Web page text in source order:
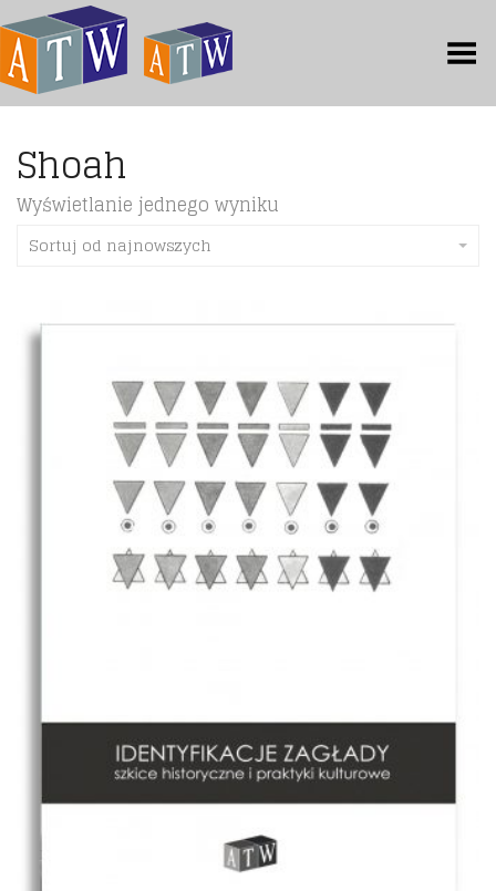
Toggle Menu
Shoah
Wyświetlanie jednego wyniku
Sortuj od najnowszych